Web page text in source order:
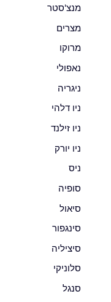
מנצ'סטר
מצרים
מרוקו
נאפולי
ניגריה
ניו דלהי
ניו זילנד
ניו יורק
ניס
סופיה
סיאול
סינגפור
סיציליה
סלוניקי
סנגל